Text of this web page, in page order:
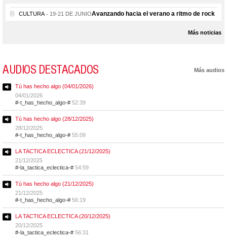
CULTURA 19-21 DE JUNIOAvanzando hacia el verano a ritmo de rock
Más noticias
AUDIOS DESTACADOS Más audios
Tú has hecho algo (04/01/2026)
04/01/2026
#-t_has_hecho_algo-# 52:39
Tú has hecho algo (28/12/2025)
28/12/2025
#-t_has_hecho_algo-# 55:09
LA TACTICA ECLECTICA (21/12/2025)
21/12/2025
#-la_tactica_eclectica-# 54:59
Tú has hecho algo (21/12/2025)
21/12/2025
#-t_has_hecho_algo-# 56:19
LA TACTICA ECLECTICA (20/12/2025)
20/12/2025
#-la_tactica_eclectica-# 56:31